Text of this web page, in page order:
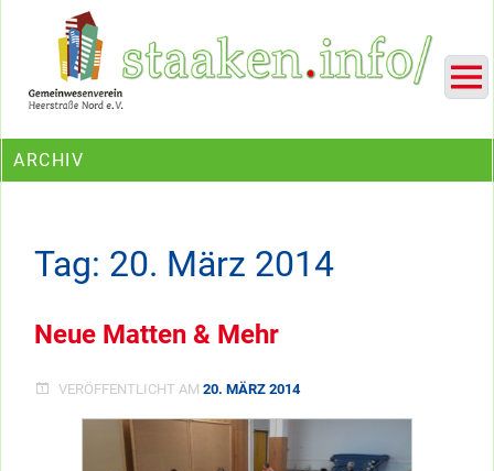
Ein Projekt des Gemeinwesenvereins Heerstraße Nord
ARCHIV
Tag: 20. März 2014
Neue Matten & Mehr
VERÖFFENTLICHT AM 20. MÄRZ 2014